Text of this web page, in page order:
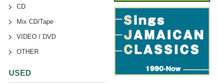
CD
Mix CD/Tape
VIDEO / DVD
OTHER
USED